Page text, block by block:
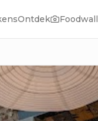
Ontdek Foodwall